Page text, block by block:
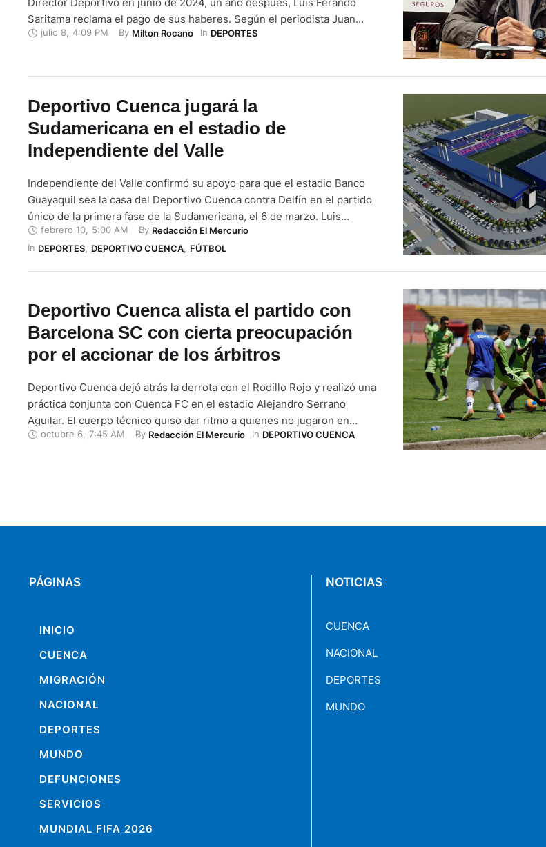
Saritama reclama el pago de sus haberes. Según el periodista Juan
Cornejo, en su red social de X, publica un documento donde se conoce
julio 8 4:09 PM By Milton Rocano In DEPORTES
Deportivo Cuenca jugará la
Sudamericana en el estadio de
Independiente del Valle
Independiente del Valle confirmó su apoyo para que el estadio Banco
Guayaquil sea la casa del Deportivo Cuenca contra Delfín en el partido
único de la primera fase de la Sudamericana, el 6 de marzo. Luis
Saritama, director deportivo del Cuenca, indicó que el Club espera la
aprobación de Conmebol una vez que cumplieron todos …
febrero 10 5:00 AM By Redacción El Mercurio
In DEPORTES, DEPORTIVO CUENCA, FÚTBOL
Deportivo Cuenca alista el partido con
Barcelona SC con cierta preocupación
por el accionar de los árbitros
Deportivo Cuenca dejó atrás la derrota con el Rodillo Rojo y realizó una
práctica conjunta con Cuenca FC en el estadio Alejandro Serrano
Aguilar. El cuerpo técnico quiso dar ritmo a quienes no jugaron en
Ambato de cara al compromiso de local ante Barcelona SC. El doctor
octubre 6 7:45 AM By Redacción El Mercurio In DEPORTIVO CUENCA
PÁGINAS
INICIO
CUENCA
MIGRACIÓN
NACIONAL
DEPORTES
MUNDO
DEFUNCIONES
SERVICIOS
MUNDIAL FIFA 2026
NOTICIAS
CUENCA
NACIONAL
DEPORTES
MUNDO